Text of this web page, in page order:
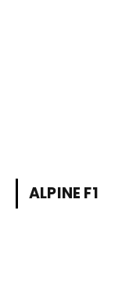
ALPINE F1